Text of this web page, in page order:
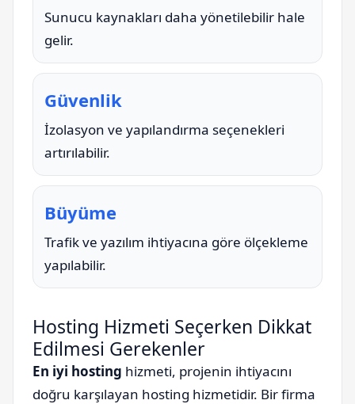
Sunucu kaynakları daha yönetilebilir hale
gelir.
Güvenlik
İzolasyon ve yapılandırma seçenekleri
artırılabilir.
Büyüme
Trafik ve yazılım ihtiyacına göre ölçekleme
yapılabilir.
Hosting Hizmeti Seçerken Dikkat
Edilmesi Gerekenler
En iyi hosting hizmeti, projenin ihtiyacını
doğru karşılayan hosting hizmetidir. Bir firma